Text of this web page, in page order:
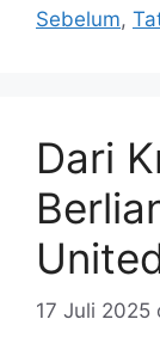
Sebelum,
Dari
17 Juli 2025